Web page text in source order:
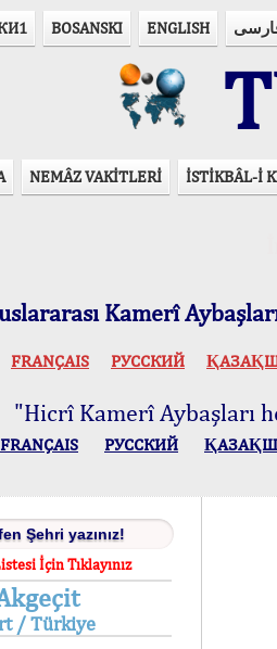
BOSANSKI ENGLISH
NEMÂZ VAKİTLERİ İSTİKBÂL-İ
Kamerî
FRANÇAIS РУССКИЙ
"Hicrî Kamerî Aybaşları
FRANÇAIS РУССКИЙ
İçin Tıklayınız
/ Türkiye